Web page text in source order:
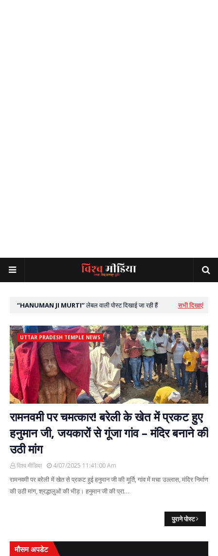
HANUMAN JI MURTI लेबल वाली पोस्ट दिखाई जा रही हैं सभी दिखाएं
UTTAR PRADESH TEMPLE NEWS
रामनवमी पर चमत्कार! बरेली के खेत में प्रकट हुए
हनुमान जी, जयकारों से गूंजा गांव – मंदिर बनाने की
उठी मांग
विश्व मीडिया 4/07/2025 11:41:00 Am
रामनवमी पर बरेली में खेत से प्रकट हुई हनुमान जी की मूर्ति, गांव में मचा उल्लास, मंदिर निर्माण
की उठी मांग, श्रद्धालुओं की भीड़। हनुमान जी की प्रा…
पुराने पोस्ट
मौसम अपडेट